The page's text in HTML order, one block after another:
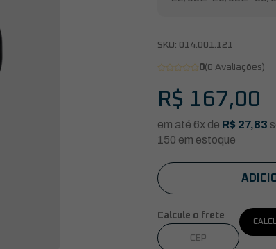
SKU: 014.001.121
0(0 Avaliações)
R$ 167,00
em até 6x de R$ 27,83
150 em estoque
Calcule o frete